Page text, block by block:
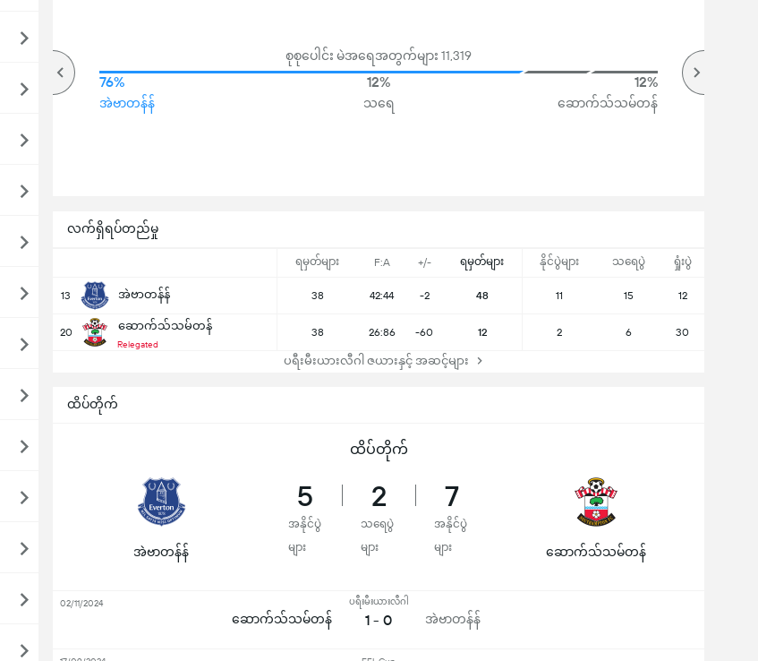
လက်ရှိရပ်တည်မှု
ရမှတ်များ F:A +/- ရမှတ်များ နိုင်ပွဲများ သရေပွဲ ရှုံးပွဲ
13 အဲဗာတန်န် 38 42:44 -2 48 11 15 12
20 ဆောက်သ်သမ်တန်
Relegated
38 26:86 -60 12 2 6 30
ပရီးမီးယားလီဂါ ဇယားနှင့် အဆင့်များ
စုစုပေါင်း မဲအရေအတွက်များ 11,319
76%
အဲဗာတန်န်
12%
သရေ
12%
ဆောက်သ်သမ်တန်
ထိပ်တိုက်
ထိပ်တိုက်
အဲဗာတန်န်
5
အနိုင်ပွဲ
များ
2
သရေပွဲ
များ
7
အနိုင်ပွဲ
များ
ဆောက်သ်သမ်တန်
ဆောက်သ်သမ်တန်
ပရီးမီးယားလီဂါ
1 - 0 အဲဗာတန်န်
02/11/2024